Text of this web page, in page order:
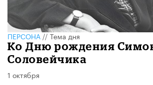
ПЕРСОНА//Тема дня
Ко Дню рождения
Соловейчика
1 октября